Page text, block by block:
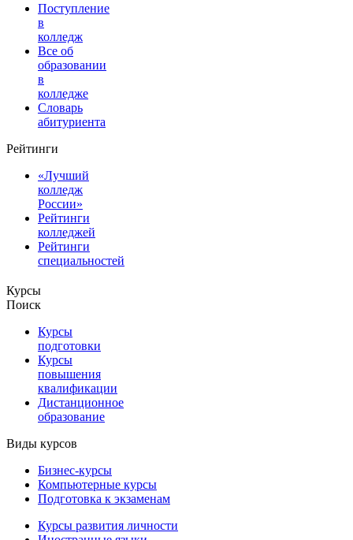
Поступление
в
колледж
Все об
образовании
в
колледже
Словарь
абитуриента
Рейтинги
«Лучший
колледж
России»
Рейтинги
колледжей
Рейтинги
специальностей
Курсы
Поиск
Курсы
подготовки
Курсы
повышения
квалификации
Дистанционное
образование
Виды курсов
Бизнес-курсы
Компьютерные курсы
Подготовка к экзаменам
Курсы развития личности